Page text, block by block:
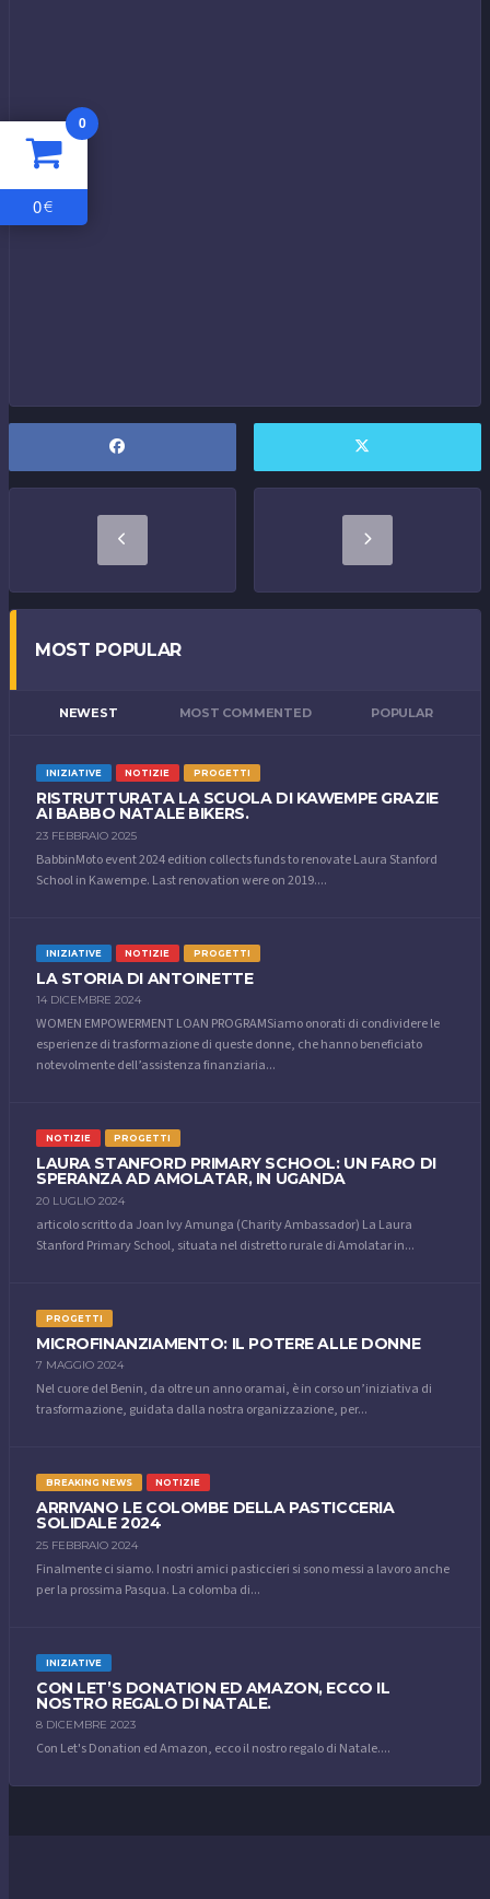
MOST POPULAR
NEWEST MOST COMMENTED POPULAR
INIZIATIVE NOTIZIE PROGETTI
RISTRUTTURATA LA SCUOLA DI KAWEMPE GRAZIE
AI BABBO NATALE BIKERS.
23 FEBBRAIO 2025
BabbinMoto event 2024 edition collects funds to renovate Laura Stanford
School in Kawempe. Last renovation were on 2019....
INIZIATIVE NOTIZIE PROGETTI
LA STORIA DI ANTOINETTE
14 DICEMBRE 2024
WOMEN EMPOWERMENT LOAN PROGRAMSiamo onorati di condividere le
esperienze di trasformazione di queste donne, che hanno beneficiato
notevolmente dell’assistenza finanziaria...
NOTIZIE PROGETTI
LAURA STANFORD PRIMARY SCHOOL: UN FARO DI
SPERANZA AD AMOLATAR, IN UGANDA
20 LUGLIO 2024
articolo scritto da Joan Ivy Amunga (Charity Ambassador) La Laura
Stanford Primary School, situata nel distretto rurale di Amolatar in...
PROGETTI
MICROFINANZIAMENTO: IL POTERE ALLE DONNE
7 MAGGIO 2024
Nel cuore del Benin, da oltre un anno oramai, è in corso un’iniziativa di
trasformazione, guidata dalla nostra organizzazione, per...
BREAKING NEWS NOTIZIE
ARRIVANO LE COLOMBE DELLA PASTICCERIA
SOLIDALE 2024
25 FEBBRAIO 2024
Finalmente ci siamo. I nostri amici pasticcieri si sono messi a lavoro anche
per la prossima Pasqua. La colomba di...
INIZIATIVE
CON LET’S DONATION ED AMAZON, ECCO IL
NOSTRO REGALO DI NATALE.
8 DICEMBRE 2023
Con Let's Donation ed Amazon, ecco il nostro regalo di Natale....
0
0€